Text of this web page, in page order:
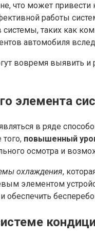
что может
работы
таких как
автомобиля
вовремя выявить
элемента
в ряде
повышенный
осмотра и
охлаждения,
элементом
обеспечить